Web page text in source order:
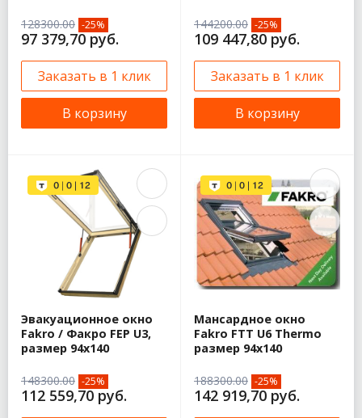
128300.00 -25%
97 379,70 руб.
Заказать в 1 клик
В корзину
144200.00 -25%
109 447,80 руб.
Заказать в 1 клик
В корзину
Эвакуационное окно
Fakro / Факро FEP U3,
размер 94х140
148300.00 -25%
112 559,70 руб.
Мансардное окно
Fakro FTT U6 Thermo
размер 94х140
188300.00 -25%
142 919,70 руб.